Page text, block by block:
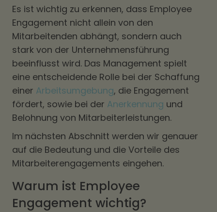
Es ist wichtig zu erkennen, dass Employee
Engagement nicht allein von den
Mitarbeitenden abhängt, sondern auch
stark von der Unternehmensführung
beeinflusst wird. Das Management spielt
eine entscheidende Rolle bei der Schaffung
einer Arbeitsumgebung, die Engagement
fördert, sowie bei der Anerkennung und
Belohnung von Mitarbeiterleistungen.
Im nächsten Abschnitt werden wir genauer
auf die Bedeutung und die Vorteile des
Mitarbeiterengagements eingehen.
Warum ist Employee
Engagement wichtig?